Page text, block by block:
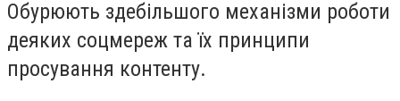
Обурюють здебільшого механізми роботи
деяких соцмереж та їх принципи
просування контенту.